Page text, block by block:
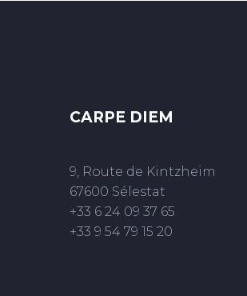
CARPE DIEM
9, Route de Kintzheim
67600 Sélestat
+33 6 24 09 37 65
+33 9 54 79 15 20